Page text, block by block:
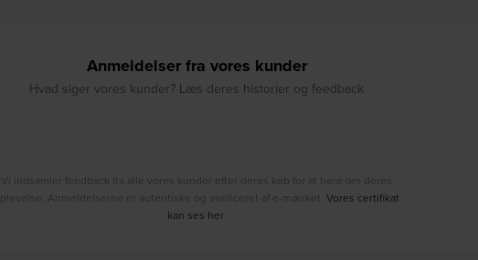
Anmeldelser fra vores kunder
Hvad siger vores kunder? Læs deres historier og feedback
Vi indsamler feedback fra alle vores kunder efter deres køb for at høre om deres
oplevelse. Anmeldelserne er autentiske og verificeret af e-mærket. Vores certifikat
kan ses her.